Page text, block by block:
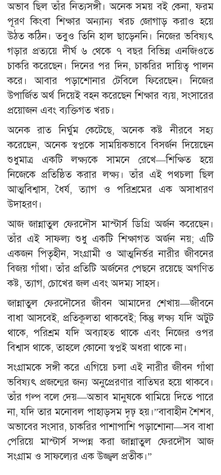
অভাব ছিল তাঁর নিত্যসঙ্গী। অনেক সময় বই কেনা, ফরম
পূরণ কিংবা শিক্ষার অন্যান্য খরচ জোগাড় করাও হয়ে
উঠত কঠিন। তবুও তিনি হাল ছাড়েননি। নিজের ভবিষ্যৎ
গড়ার প্রত্যয়ে দীর্ঘ ৬ থেকে ৭ বছর বিভিন্ন এনজিওতে
চাকরি করেছেন। দিনের পর দিন, চাকরির দায়িত্ব পালন
করে। আবার পড়াশোনার টেবিলে ফিরেছেন। নিজের
উপার্জিত অর্থ দিয়েই বহন করেছেন শিক্ষার ব্যয়, সংসারের
প্রয়োজন এবং ব্যক্তিগত খরচ।
অনেক রাত নির্ঘুম কেটেছে, অনেক কষ্ট নীরবে সহ্য
করেছেন, অনেক স্বপ্নকে সাময়িকভাবে বিসর্জন দিয়েছেন
শুধুমাত্র একটি লক্ষ্যকে সামনে রেখে—শিক্ষিত হয়ে
নিজেকে প্রতিষ্ঠিত করার লক্ষ্য। তাঁর এই পথচলা ছিল
আত্মবিশ্বাস, ধৈর্য, ত্যাগ ও পরিশ্রমের এক অসাধারণ
উদাহরণ।
আজ জান্নাতুল ফেরদৌস মাস্টার্স ডিগ্রি অর্জন করেছেন।
তাঁর এই সাফল্য শুধু একটি শিক্ষাগত অর্জন নয়; এটি
একজন পিতৃহীন, সংগ্রামী ও আত্মনির্ভর নারীর জীবনের
বিজয় গাঁথা। তাঁর প্রতিটি অর্জনের পেছনে রয়েছে অগণিত
কষ্ট, ত্যাগ, চোখের জল এবং অদম্য সাহস।
জান্নাতুল ফেরদৌসের জীবন আমাদের শেখায়—জীবনে
বাধা আসবেই, প্রতিকূলতা থাকবেই; কিন্তু লক্ষ্য যদি অটুট
থাকে, পরিশ্রম যদি অব্যাহত থাকে এবং নিজের ওপর
বিশ্বাস থাকে, তাহলে কোনো স্বপ্নই অধরা থাকে না।
সংগ্রামকে সঙ্গী করে এগিয়ে চলা এই নারীর জীবন গাঁথা
ভবিষ্যৎ প্রজন্মের জন্য অনুপ্রেরণার বাতিঘর হয়ে থাকবে।
তাঁর গল্প বলে দেয়—অভাব মানুষকে থামিয়ে দিতে পারে
না, যদি তার মনোবল পাহাড়সম দৃঢ় হয়।”বাবাহীন শৈশব,
অভাবের সংসার, চাকরির পাশাপাশি পড়াশোনা—সব বাধা
পেরিয়ে মাস্টার্স সম্পন্ন করা জান্নাতুল ফেরদৌস আজ
সংগ্রাম ও সাফল্যের এক উজ্জ্বল প্রতীক।”